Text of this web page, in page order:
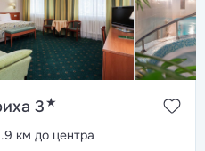
3★
км до центра